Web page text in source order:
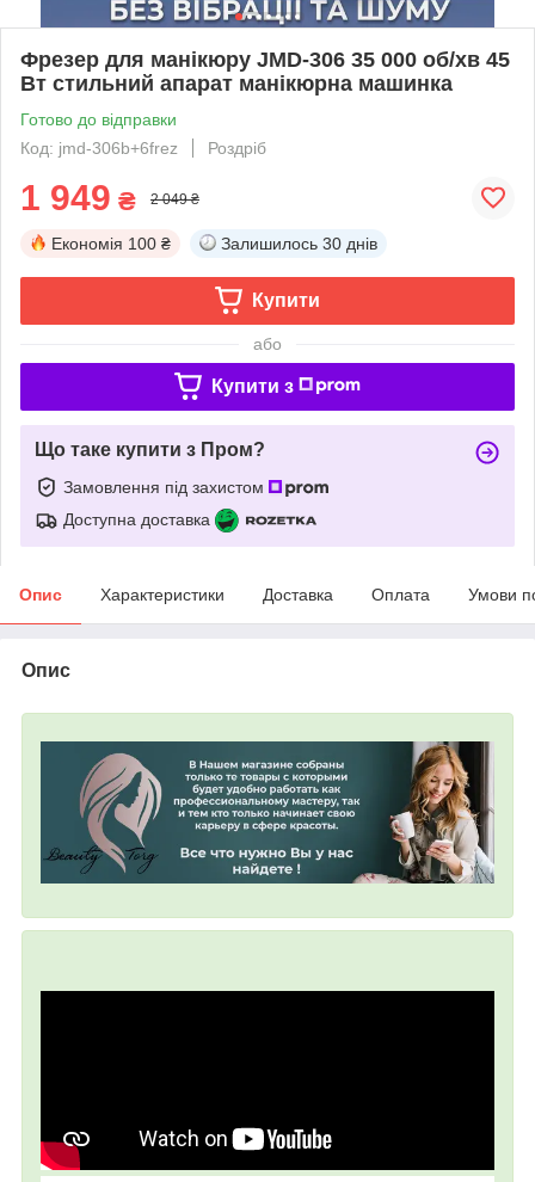
Фрезер для манікюру JMD-306 35 000 об/хв 45
Вт стильний апарат манікюрна машинка
Готово до відправки
Код: jmd-306b+6frez
Роздріб
1 949 ₴ 2 049 ₴
Економія 100 ₴ Залишилось 30 днів
Купити
або
Купити з
Що таке купити з Пром?
Замовлення під захистом
Доступна доставка
Опис Характеристики Доставка Оплата Умови
Опис